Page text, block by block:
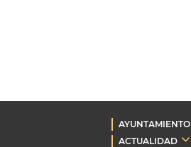
AYUNTAMIENTO
ACTUALIDAD